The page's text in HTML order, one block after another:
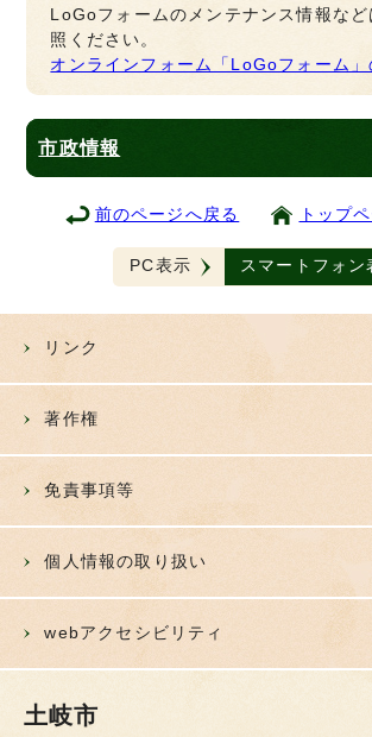
LoGoフォームのメンテナンス情報な
照ください。
オンラインフォーム「LoGoフォーム」
市政情報
前のページへ戻る トップ
PC表示 スマートフォン
リンク
著作権
免責事項等
個人情報の取り扱い
webアクセシビリティ
土岐市